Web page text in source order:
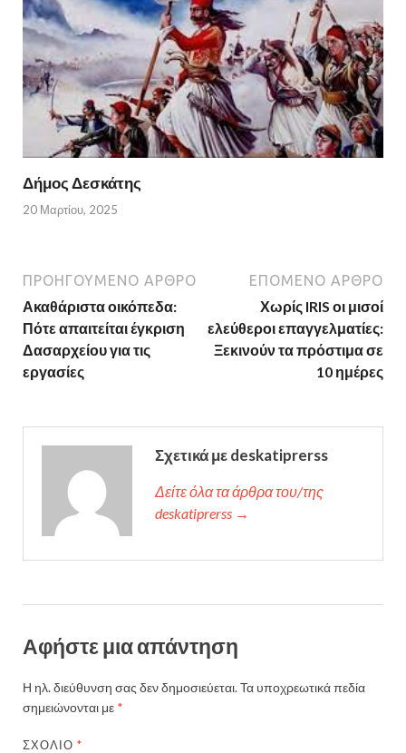
Δήμος Δεσκάτης
20 Μαρτίου, 2025
ΠΡΟΗΓΟΎΜΕΝΟ ΆΡΘΡΟ
Ακαθάριστα οικόπεδα:
Πότε απαιτείται έγκριση
Δασαρχείου για τις
εργασίες
ΕΠΌΜΕΝΟ ΆΡΘΡΟ
Χωρίς IRIS οι μισοί
ελεύθεροι επαγγελματίες:
Ξεκινούν τα πρόστιμα σε
10 ημέρες
Σχετικά με deskatiprerss
Δείτε όλα τα άρθρα του/της
deskatiprerss →
Αφήστε μια απάντηση
Η ηλ. διεύθυνση σας δεν δημοσιεύεται.Τα υποχρεωτικά πεδία
σημειώνονται με *
ΣΧΌΛΙΟ*